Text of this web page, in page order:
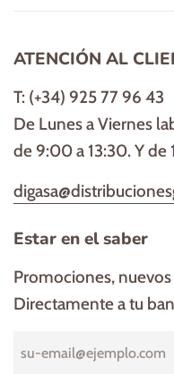
ATENCIÓN AL
T: (+34) 925 77 96 43
De Lunes a Viernes
de 9:00 a 13:30. Y de
Estar en el saber
Promociones,
Directamente a tu